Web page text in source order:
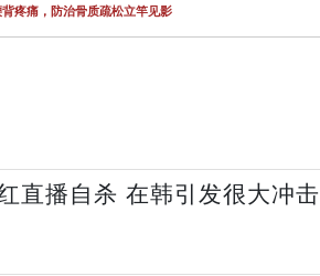
疼痛，防治骨质疏松立竿见影
直播自杀 在韩引发很大冲击